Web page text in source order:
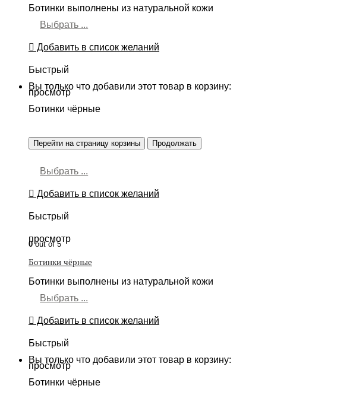
Ботинки выполнены из натуральной кожи
Выбрать ...
Добавить в список желаний
Быстрый
просмотр
Вы только что добавили этот товар в корзину:
Ботинки чёрные
Перейти на страницу корзины Продолжать
Выбрать ...
Добавить в список желаний
Быстрый
просмотр
0out of 5
Ботинки чёрные
Ботинки выполнены из натуральной кожи
Выбрать ...
Добавить в список желаний
Быстрый
просмотр
Вы только что добавили этот товар в корзину:
Ботинки чёрные